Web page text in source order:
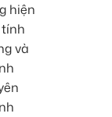
hiện
và